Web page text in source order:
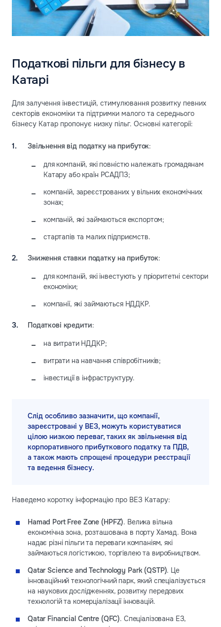
Податкові пільги для бізнесу в
Катарі
Для залучення інвестицій, стимулювання розвитку певних
секторів економіки та підтримки малого та середнього
бізнесу Катар пропонує низку пільг. Основні категорії:
Звільнення від податку на прибуток:
для компаній, які повністю належать громадянам
Катару або країн РСАДПЗ;
компаній, зареєстрованих у вільних економічних
зонах;
компаній, які займаються експортом;
стартапів та малих підприємств.
Зниження ставки податку на прибуток:
для компаній, які інвестують у пріоритетні сектори
економіки;
компанії, які займаються НДДКР.
Податкові кредити:
на витрати НДДКР;
витрати на навчання співробітників;
інвестиції в інфраструктуру.
Слід особливо зазначити, що компанії,
зареєстровані у ВЕЗ, можуть користуватися
цілою низкою переваг, таких як звільнення від
корпоративного прибуткового податку та ПДВ,
а також мають спрощені процедури реєстрації
та ведення бізнесу.
Наведемо коротку інформацію про ВЕЗ Катару:
Hamad Port Free Zone (HPFZ). Велика вільна
економічна зона, розташована в порту Хамад. Вона
надає різні пільги та переваги компаніям, які
займаються логістикою, торгівлею та виробництвом.
Qatar Science and Technology Park (QSTP). Це
інноваційний технологічний парк, який спеціалізується
на наукових дослідженнях, розвитку передових
технологій та комерціалізації інновацій.
Qatar Financial Centre (QFC). Спеціалізована ЕЗ,